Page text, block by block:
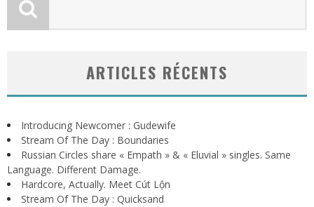
ARTICLES RÉCENTS
Introducing Newcomer : Gudewife
Stream Of The Day : Boundaries
Russian Circles share « Empath » & « Eluvial » singles. Same
Language. Different Damage.
Hardcore, Actually. Meet Cút Lộn
Stream Of The Day : Quicksand